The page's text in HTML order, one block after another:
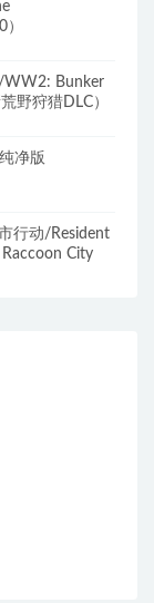
WW2: Bunker
野狩猎DLC）
净版
行动/Resident
City